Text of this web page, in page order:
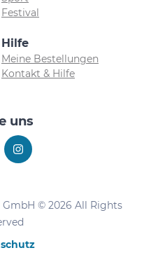
Festival
Hilfe
Meine Bestellungen
Kontakt & Hilfe
uns
© 2026 All Rights